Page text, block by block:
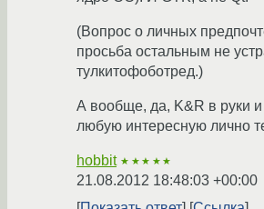
(Вопрос о личных
просьба остальным не
тулкитофоботред.)
А вообще, да, K&R в руки
любую интересную лично
hobbit ★★★★★
21.08.2012 18:48:03 +00:00